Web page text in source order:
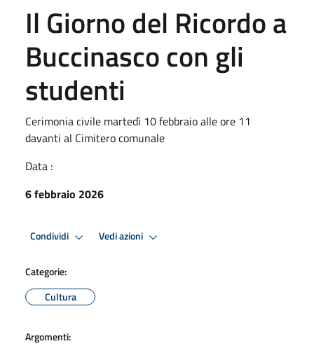
Il Giorno del Ricordo a
Buccinasco con gli
studenti
Cerimonia civile martedì 10 febbraio alle ore 11
davanti al Cimitero comunale
Data :
6 febbraio 2026
Condividi Vedi azioni
Categorie:
Cultura
Argomenti: